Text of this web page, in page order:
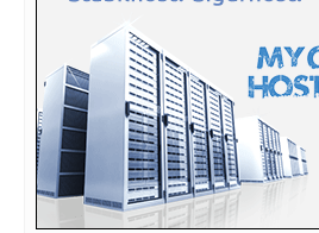
12:18:
12:18:JP “Vodovod”: Dve ulice
12:18:Nedović o Đorđeviću:
VIDEO
12:18:Brza i lagana: Jogurt pita